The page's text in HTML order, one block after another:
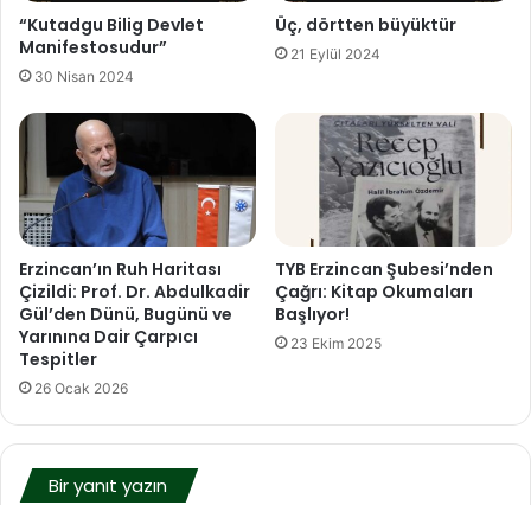
“Kutadgu Bilig Devlet
Manifestosudur”
30 Nisan 2024
Üç, dörtten büyüktür
21 Eylül 2024
Erzincan’ın Ruh Haritası
Çizildi: Prof. Dr. Abdulkadir
Gül’den Dünü, Bugünü ve
Yarınına Dair Çarpıcı
Tespitler
26 Ocak 2026
TYB Erzincan Şubesi’nden
Çağrı: Kitap Okumaları
Başlıyor!
23 Ekim 2025
Bir yanıt yazın